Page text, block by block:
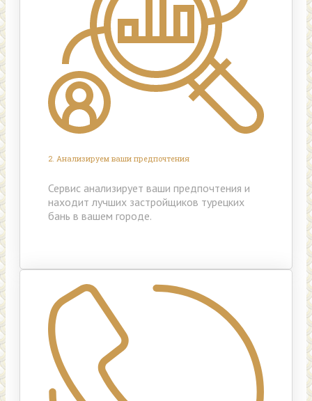
2. Анализируем ваши предпочтения
Сервис анализирует ваши предпочтения и
находит лучших застройщиков турецких
бань в вашем городе.